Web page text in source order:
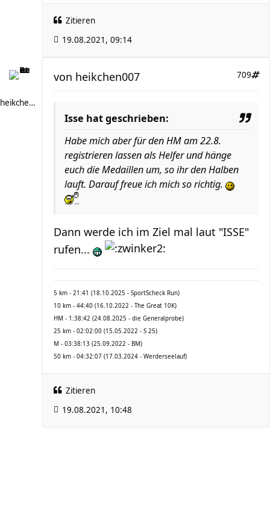
Zitieren
19.08.2021, 09:14
heikchen007
709
von heikchen007
Isse hat geschrieben:
Habe mich aber für den HM am 22.8.
registrieren lassen als Helfer und hänge
euch die Medaillen um, so ihr den Halben
lauft. Darauf freue ich mich so richtig.
Dann werde ich im Ziel mal laut "ISSE"
rufen...
5 km - 21:41 (18.10.2025 - SportScheck Run)
10 km - 44:40 (16.10.2022 - The Great 10K)
HM - 1:38:42 (24.08.2025 - die Generalprobe)
25 km - 02:02:00 (15.05.2022 - S 25)
M - 03:38:13 (25.09.2022 - BM)
50 km - 04:32:07 (17.03.2024 - Werderseelauf)
Zitieren
19.08.2021, 10:48